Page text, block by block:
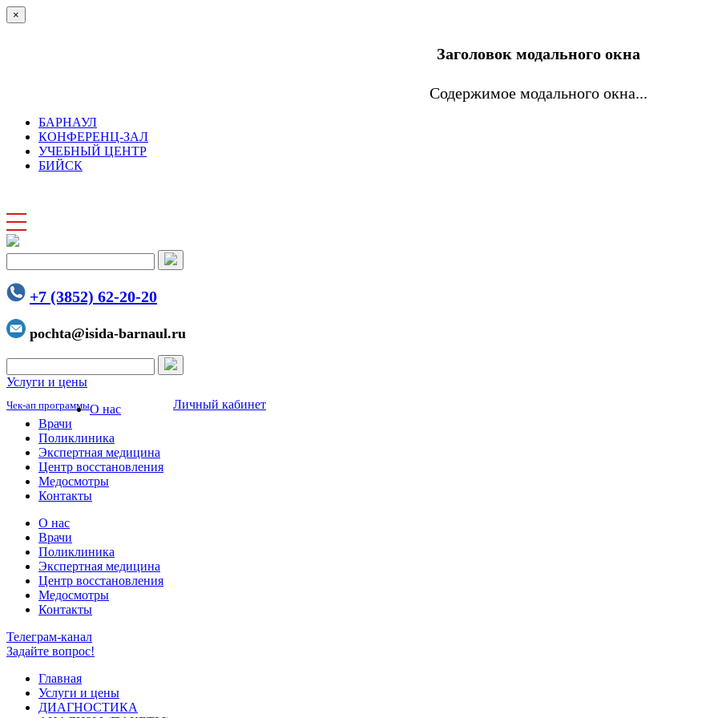
×
Заголовок модального окна
Содержимое модального окна...
БАРНАУЛ
КОНФЕРЕНЦ-ЗАЛ
УЧЕБНЫЙ ЦЕНТР
БИЙСК
+7 (3852) 62-20-20
pochta@isida-barnaul.ru
Услуги и цены
Чек-ап программы Личный кабинет
О нас
Врачи
Поликлиника
Экспертная медицина
Центр восстановления
Медосмотры
Контакты
О нас
Врачи
Поликлиника
Экспертная медицина
Центр восстановления
Медосмотры
Контакты
Телеграм-канал
Задайте вопрос!
Главная
Услуги и цены
ДИАГНОСТИКА